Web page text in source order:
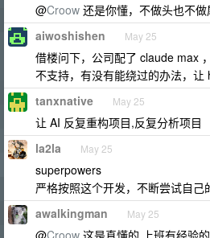
@Croow 还是你懂，不做头也不做
aiwoshishen May 25
借楼问下，公司配了 claude max
不支持，有没有能绕过的办法，
tanxnative May 25
让 AI 反复重构项目,反复分析项目
la2la May 25
superpowers
严格按照这个开发，不断尝试自
awalkingman May 25
@Croow 这是真懂的 上班有经验的